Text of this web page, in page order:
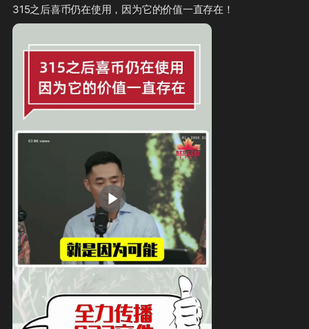
315之后喜币仍在使用，因为它的价值一直存在！